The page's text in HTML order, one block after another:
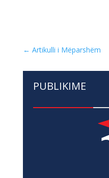
← Artikulli i Mëparshëm
PUBLIKIME